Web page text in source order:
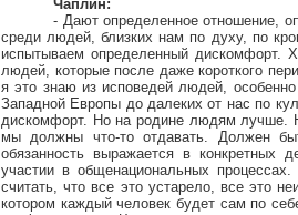
Чаплин:
- Дают определенное отношение,
среди людей, близких нам по духу, по
испытываем определенный дискомфорт.
людей, которые после даже короткого
я это знаю из исповедей людей,
Западной Европы до далеких от нас по
дискомфорт. Но на родине людям лучше.
мы должны что-то отдавать. Должен
обязанность выражается в
участии в общенациональных
считать, что все это устарело, все это
котором каждый человек будет сам по